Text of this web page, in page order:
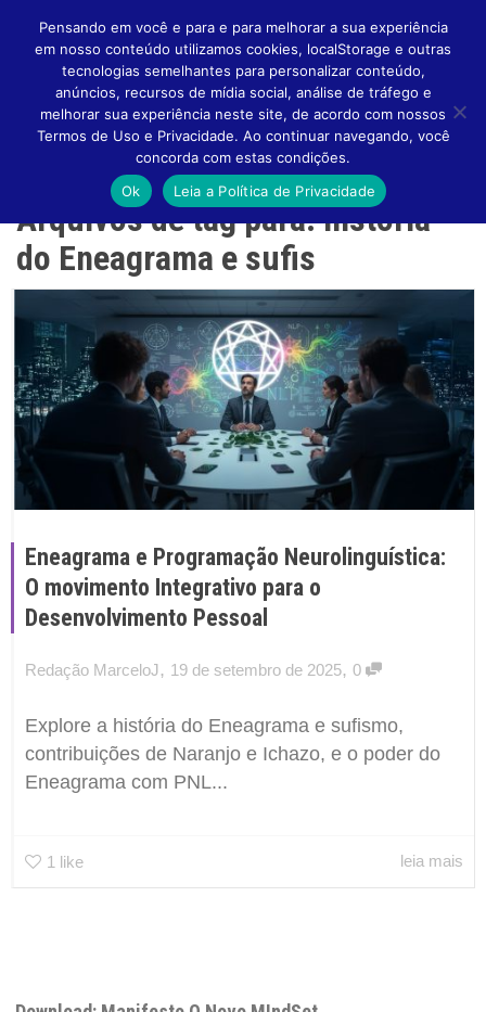
Arquivos de tag para: história
do Eneagrama e sufis
Eneagrama e Programação Neurolinguística:
O movimento Integrativo para o
Desenvolvimento Pessoal
Redação MarceloJ, 19 de setembro de 2025, 0
Explore a história do Eneagrama e sufismo,
contribuições de Naranjo e Ichazo, e o poder do
Eneagrama com PNL...
1 like leia mais
Pensando em você e para e para melhorar a sua experiência
em nosso conteúdo utilizamos cookies, localStorage e outras
tecnologias semelhantes para personalizar conteúdo,
anúncios, recursos de mídia social, análise de tráfego e
melhorar sua experiência neste site, de acordo com nossos
Termos de Uso e Privacidade. Ao continuar navegando, você
concorda com estas condições.
Ok
Leia a Política de Privacidade